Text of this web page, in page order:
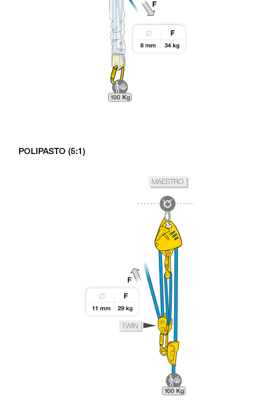
POLIPASTO (5:1)